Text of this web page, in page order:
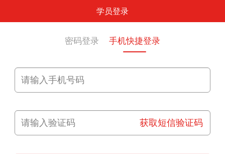
学员登录
密码登录 手机快捷登录
获取短信验证码